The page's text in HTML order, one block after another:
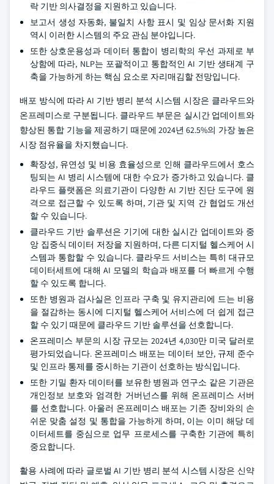
락 기반 의사결정을 지원하고 있습니다.
보고서 생성 자동화, 불일치 사항 표시 및 임상 문서화 지원
역시 이러한 시스템의 주요 관심 분야입니다.
또한 상호운용성과 데이터 통합이 병리학의 우선 과제로 부
상함에 따라, NLP는 포괄적이고 통합적인 AI 기반 생태계 구
축을 가능하게 하는 핵심 요소로 자리매김할 전망입니다.
배포 방식에 따라 AI 기반 병리 분석 시스템 시장은 클라우드와
온프레미스로 구분됩니다. 클라우드 부문은 실시간 업데이트와
향상된 통합 기능을 제공하기 때문에 2024년 62.5%의 가장 높은
시장 점유율을 차지했습니다.
확장성, 유연성 및 비용 효율성으로 인해 클라우드에서 호스
팅되는 AI 병리 시스템에 대한 수요가 증가하고 있습니다. 클
라우드 플랫폼은 의료기관이 다양한 AI 기반 진단 도구에 원
격으로 접근할 수 있도록 하며, 기관 및 지역 간 협업도 개선
할 수 있습니다.
클라우드 기반 솔루션은 기기에 대한 실시간 업데이트와 중
앙 집중식 데이터 저장을 지원하며, 다른 디지털 헬스케어 시
스템과 통합할 수 있습니다. 클라우드 서비스는 특히 대규모
데이터세트에 대해 AI 모델의 학습과 배포를 더 빠르게 수행
할 수 있도록 합니다.
또한 병원과 검사실은 인프라 구축 및 유지관리에 드는 비용
을 절감하는 동시에 디지털 헬스케어 서비스에 더 쉽게 접근
할 수 있기 때문에 클라우드 기반 솔루션을 선호합니다.
온프레미스 부문의 시장 규모는 2024년 4,030만 미국 달러로
평가되었습니다. 온프레미스 배포는 데이터 보안, 규제 준수
및 인프라 통제를 중시하는 기관이 선호하는 방식입니다.
또한 기밀 환자 데이터를 보유한 병원과 연구소 같은 기관은
개인정보 보호와 엄격한 거버넌스를 위해 온프레미스 서버
를 선호합니다. 아울러 온프레미스 배포는 기존 장비와의 손
쉬운 맞춤 설정 및 통합을 가능하게 하며, 이는 이미 해당 데
이터세트를 중심으로 업무 프로세스를 구축한 기관에 특히
중요합니다.
활용 사례에 따라 글로벌 AI 기반 병리 분석 시스템 시장은 신약